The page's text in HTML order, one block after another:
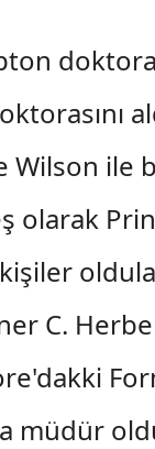
Wilson ile
olarak
C.
müdür